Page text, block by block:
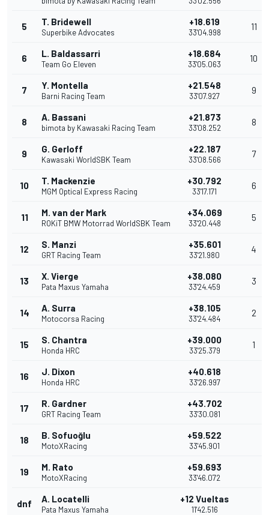
5 T. Bridewell
Superbike Advocates
+18.619
33'04.998
11
6 L. Baldassarri
Team Go Eleven
+18.684
33'05.063
10
7 Y. Montella
Barni Racing Team
+21.548
33'07.927
9
8 A. Bassani
bimota by Kawasaki Racing Team
+21.873
33'08.252
8
9 G. Gerloff
Kawasaki WorldSBK Team
+22.187
33'08.566
7
10 T. Mackenzie
MGM Optical Express Racing
+30.792
33'17.171
6
11 M. van der Mark
ROKiT BMW Motorrad WorldSBK Team
+34.069
33'20.448
5
12 S. Manzi
GRT Racing Team
+35.601
33'21.980
4
13 X. Vierge
Pata Maxus Yamaha
+38.080
33'24.459
3
14 A. Surra
Motocorsa Racing
+38.105
33'24.484
2
15 S. Chantra
Honda HRC
+39.000
33'25.379
1
16 J. Dixon
Honda HRC
+40.618
33'26.997
17 R. Gardner
GRT Racing Team
+43.702
33'30.081
18 B. Sofuoğlu
MotoXRacing
+59.522
33'45.901
19 M. Rato
MotoXRacing
+59.693
33'46.072
dnf A. Locatelli
Pata Maxus Yamaha
+12 Vueltas
11'42.516